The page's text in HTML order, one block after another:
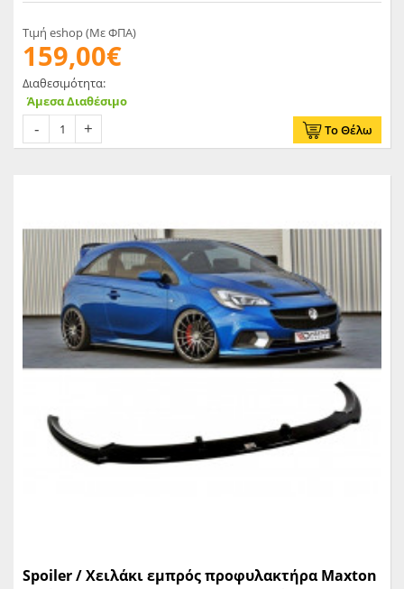
Τιμή eshop (Με ΦΠΑ)
159,00€
Διαθεσιμότητα:
Άμεσα Διαθέσιμο
Το Θέλω
Spoiler / Χειλάκι εμπρός προφυλακτήρα Maxton